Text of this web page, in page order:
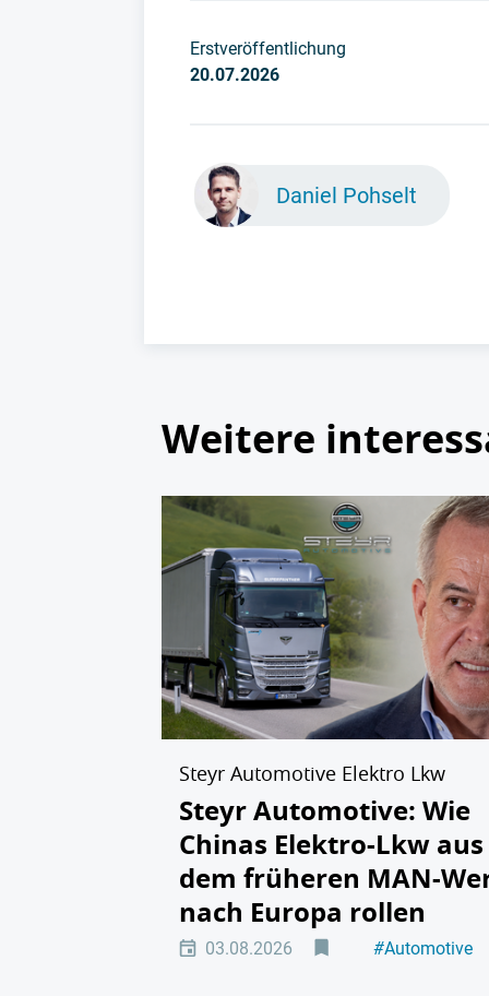
Erstveröffentlichung
20.07.2026
Daniel Pohselt
Weitere
Steyr Automotive Elektro Lkw
Steyr Automotive: Wie
Chinas Elektro-Lkw aus
dem früheren MAN-
nach Europa rollen
03.08.2026 #Automotive